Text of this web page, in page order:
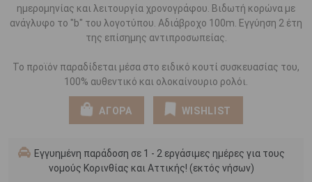
ημερομηνίας και λειτουργία χρονογράφου. Βιδωτή κορώνα με
ανάγλυφο το "b" του λογοτύπου. Αδιάβροχο 100m. Εγγύηση 2 έτη
της επίσημης αντιπροσωπείας.
Το προϊόν παραδίδεται μέσα στο ειδικό κουτί συσκευασίας του,
100% αυθεντικό και ολοκαίνουριο ρολόι.
ΑΓΟΡΑ WISHLIST
Εγγυημένη παράδοση σε 1 - 2 εργάσιμες ημέρες για τους
νομούς Κορινθίας και Αττικής! (εκτός νήσων)